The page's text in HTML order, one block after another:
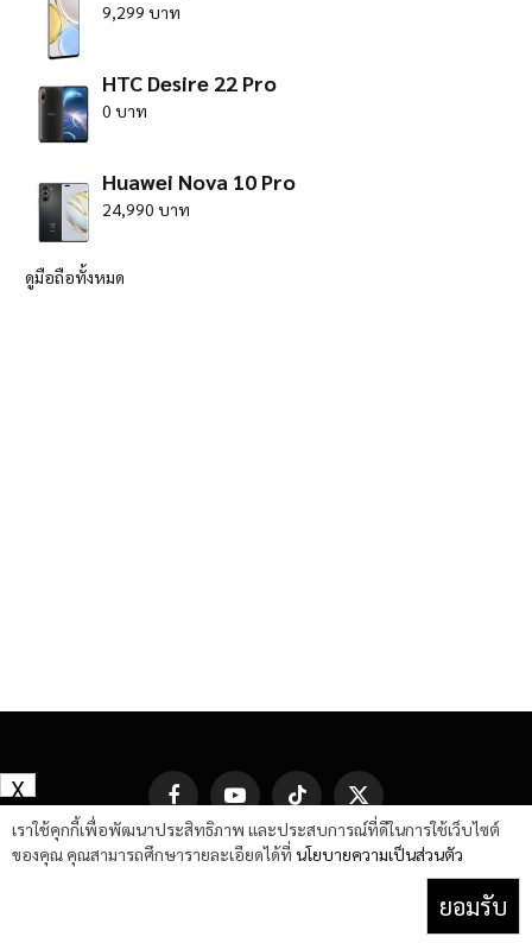
9,299 บาท
HTC Desire 22 Pro
0 บาท
Huawei Nova 10 Pro
24,990 บาท
ดูมือถือทั้งหมด
FacebookYouTube TikTok
X
(Twitter)
เราใช้คุกกี้เพื่อพัฒนาประสิทธิภาพ และประสบการณ์ที่ดีในการใช้เว็บไซต์
ของคุณ คุณสามารถศึกษารายละเอียดได้ที่ นโยบายความเป็นส่วนตัว
ยอมรับ
X